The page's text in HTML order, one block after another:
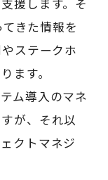
援します。そ
きた情報を
ステークホ
ます。
ム導入のマネ
が、それ以
クトマネジ